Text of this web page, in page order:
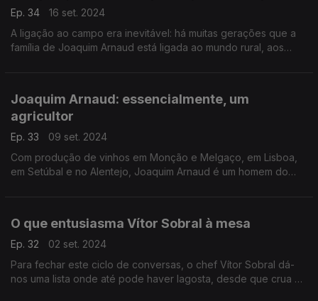
Ep. 34
16 set. 2024
A ligação ao campo era inevitável: há muitas gerações que a
família de Joaquim Arnaud está ligada ao mundo rural, aos
Joaquim Arnaud: essencialmente, um
agricultor
Ep. 33
09 set. 2024
Com produção de vinhos em Monção e Melgaço, em Lisboa,
em Setúbal e no Alentejo, Joaquim Arnaud é um homem do
O que entusiasma Vítor Sobral à mesa
Ep. 32
02 set. 2024
Para fechar este ciclo de conversas, o chef Vítor Sobral dá-
nos uma lista onde até pode haver lagosta, desde que crua ou